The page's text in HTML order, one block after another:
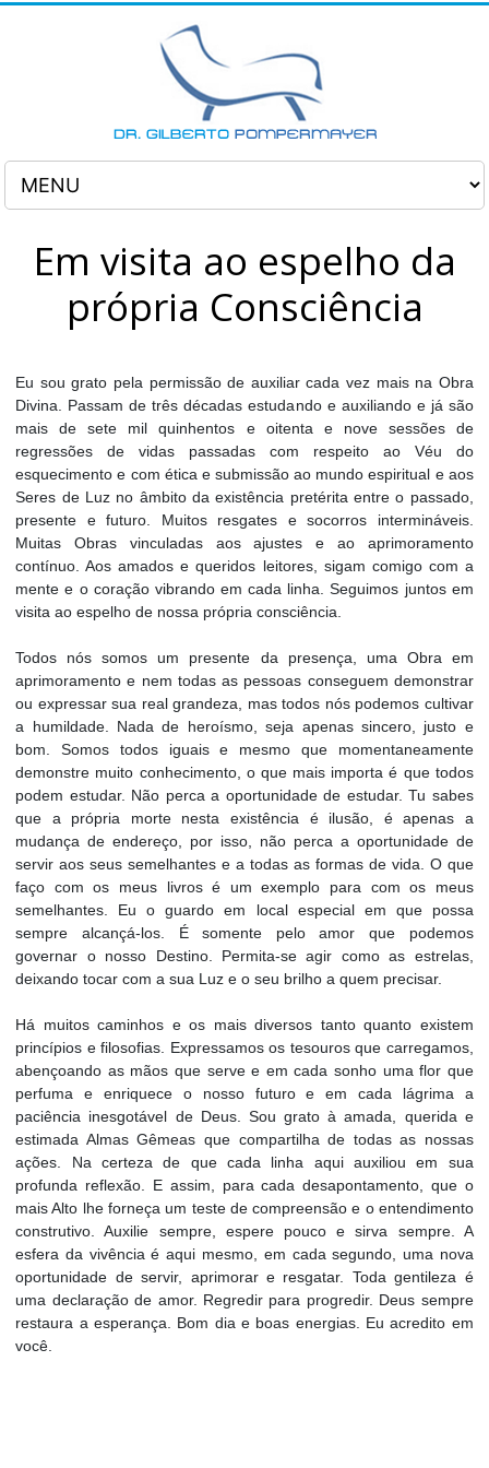
Em visita ao espelho da
própria Consciência
Eu sou grato pela permissão de auxiliar cada vez mais na Obra
Divina. Passam de três décadas estudando e auxiliando e já são
mais de sete mil quinhentos e oitenta e nove sessões de
regressões de vidas passadas com respeito ao Véu do
esquecimento e com ética e submissão ao mundo espiritual e aos
Seres de Luz no âmbito da existência pretérita entre o passado,
presente e futuro. Muitos resgates e socorros intermináveis.
Muitas Obras vinculadas aos ajustes e ao aprimoramento
contínuo. Aos amados e queridos leitores, sigam comigo com a
mente e o coração vibrando em cada linha. Seguimos juntos em
visita ao espelho de nossa própria consciência.
Todos nós somos um presente da presença, uma Obra em
aprimoramento e nem todas as pessoas conseguem demonstrar
ou expressar sua real grandeza, mas todos nós podemos cultivar
a humildade. Nada de heroísmo, seja apenas sincero, justo e
bom. Somos todos iguais e mesmo que momentaneamente
demonstre muito conhecimento, o que mais importa é que todos
podem estudar. Não perca a oportunidade de estudar. Tu sabes
que a própria morte nesta existência é ilusão, é apenas a
mudança de endereço, por isso, não perca a oportunidade de
servir aos seus semelhantes e a todas as formas de vida. O que
faço com os meus livros é um exemplo para com os meus
semelhantes. Eu o guardo em local especial em que possa
sempre alcançá-los. É somente pelo amor que podemos
governar o nosso Destino. Permita-se agir como as estrelas,
deixando tocar com a sua Luz e o seu brilho a quem precisar.
Há muitos caminhos e os mais diversos tanto quanto existem
princípios e filosofias. Expressamos os tesouros que carregamos,
abençoando as mãos que serve e em cada sonho uma flor que
perfuma e enriquece o nosso futuro e em cada lágrima a
paciência inesgotável de Deus. Sou grato à amada, querida e
estimada Almas Gêmeas que compartilha de todas as nossas
ações. Na certeza de que cada linha aqui auxiliou em sua
profunda reflexão. E assim, para cada desapontamento, que o
mais Alto lhe forneça um teste de compreensão e o entendimento
construtivo. Auxilie sempre, espere pouco e sirva sempre. A
esfera da vivência é aqui mesmo, em cada segundo, uma nova
oportunidade de servir, aprimorar e resgatar. Toda gentileza é
uma declaração de amor. Regredir para progredir. Deus sempre
restaura a esperança. Bom dia e boas energias. Eu acredito em
você.